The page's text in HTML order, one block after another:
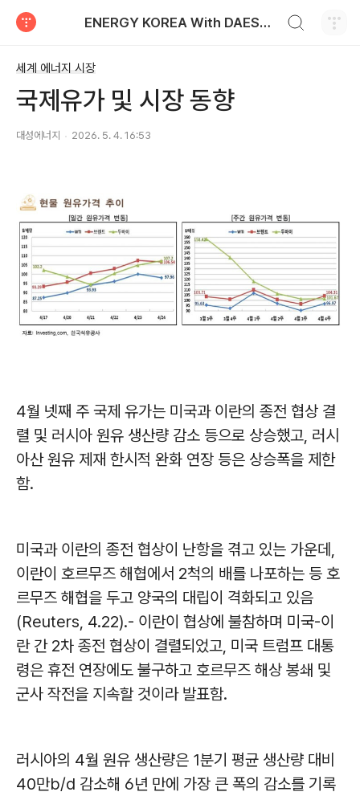
ENERGY KOREA With DAESUNG ENERGY
세계 에너지 시장
국제유가 및 시장 동향
대성에너지 2026. 5. 4. 16:53
4월 넷째 주 국제 유가는 미국과 이란의 종전 협상 결
렬 및 러시아 원유 생산량 감소 등으로 상승했고, 러시
아산 원유 제재 한시적 완화 연장 등은 상승폭을 제한
함.
미국과 이란의 종전 협상이 난항을 겪고 있는 가운데,
이란이 호르무즈 해협에서 2척의 배를 나포하는 등 호
르무즈 해협을 두고 양국의 대립이 격화되고 있음
(Reuters, 4.22).- 이란이 협상에 불참하며 미국-이
란 간 2차 종전 협상이 결렬되었고, 미국 트럼프 대통
령은 휴전 연장에도 불구하고 호르무즈 해상 봉쇄 및
군사 작전을 지속할 것이라 발표함.
러시아의 4월 원유 생산량은 1분기 평균 생산량 대비
40만b/d 감소해 6년 만에 가장 큰 폭의 감소를 기록